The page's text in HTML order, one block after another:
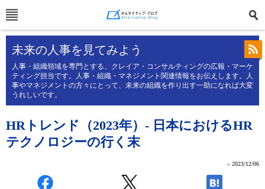
未来の人事を見てみよう
人事・組織領域を専門とする、クレイア・コンサルティングの広報・マーケ
ティング担当です。人事・組織・マネジメント関連情報をお伝えします。人
事やマネジメントの方々にとって、未来の組織を作り出す一助になれば大変
うれしいです。
HRトレンド（2023年）- 日本におけるHR
テクノロジーの行く末
» 2023/12/06